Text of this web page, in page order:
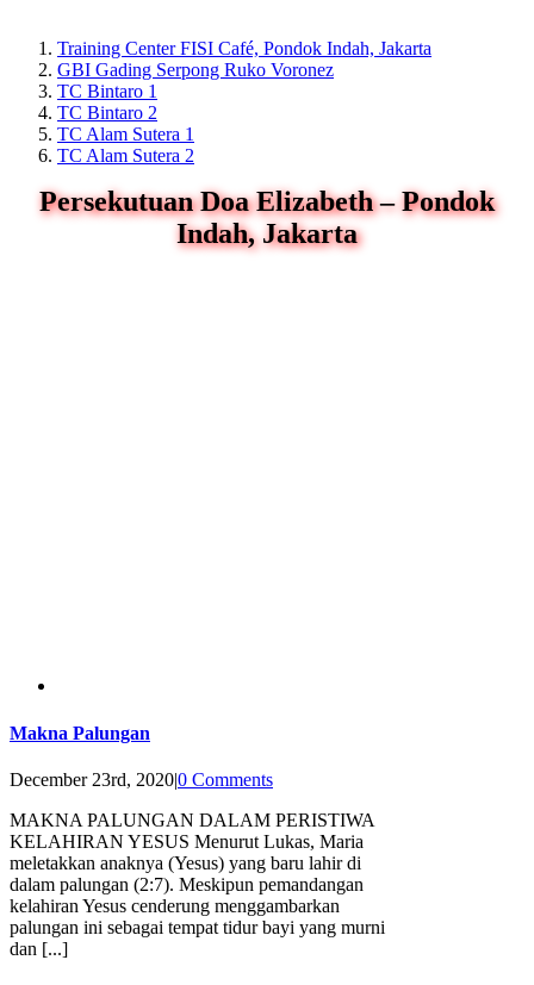
Training Center FISI Café, Pondok Indah, Jakarta
GBI Gading Serpong Ruko Voronez
TC Bintaro 1
TC Bintaro 2
TC Alam Sutera 1
TC Alam Sutera 2
Persekutuan Doa Elizabeth – Pondok
Indah, Jakarta
Makna Palungan
December 23rd, 2020|0 Comments
MAKNA PALUNGAN DALAM PERISTIWA
KELAHIRAN YESUS Menurut Lukas, Maria
meletakkan anaknya (Yesus) yang baru lahir di
dalam palungan (2:7). Meskipun pemandangan
kelahiran Yesus cenderung menggambarkan
palungan ini sebagai tempat tidur bayi yang murni
dan [...]